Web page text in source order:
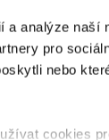
a analýze naší
pro
nebo
cookies
FastInstall
rychlé a snadné